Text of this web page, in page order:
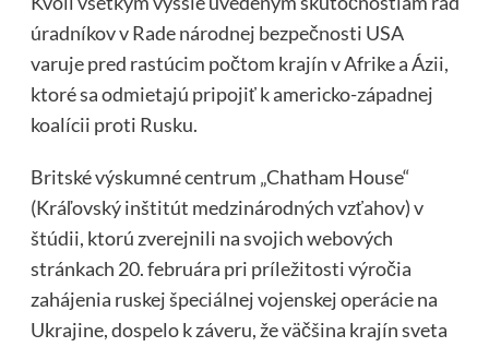
úradníkov v Rade národnej bezpečnosti USA
varuje pred rastúcim počtom krajín v Afrike a Ázii,
ktoré sa odmietajú pripojiť k americko-západnej
koalícii proti Rusku.
Britské výskumné centrum „Chatham House“
(Kráľovský inštitút medzinárodných vzťahov) v
štúdii, ktorú zverejnili na svojich webových
stránkach 20. februára pri príležitosti výročia
zahájenia ruskej špeciálnej vojenskej operácie na
Ukrajine, dospelo k záveru, že väčšina krajín sveta